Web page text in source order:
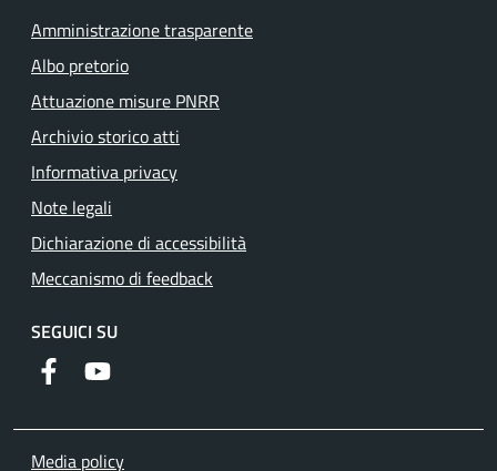
Amministrazione trasparente
Albo pretorio
Attuazione misure PNRR
Archivio storico atti
Informativa privacy
Note legali
Dichiarazione di accessibilità
Meccanismo di feedback
SEGUICI SU
FacebookYouTube
Media policy